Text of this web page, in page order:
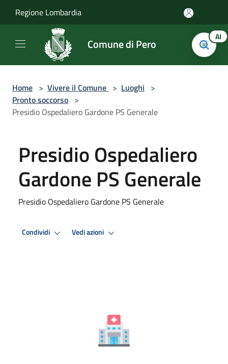
Regione Lombardia
Comune di Pero AI
Home > Vivere il Comune > Luoghi >
Pronto soccorso >
Presidio Ospedaliero Gardone PS Generale
Presidio Ospedaliero
Gardone PS Generale
Presidio Ospedaliero Gardone PS Generale
Condividi Vedi azioni